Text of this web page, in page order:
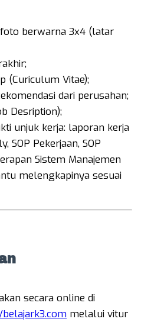
berwarna 3x4 (latar
(Curiculum Vitae);
dari perusahan;
Desription);
unjuk kerja: laporan kerja
SOP Pekerjaan, SOP
Sistem Manajemen
melengkapinya sesuai
secara online di
melalui vitur